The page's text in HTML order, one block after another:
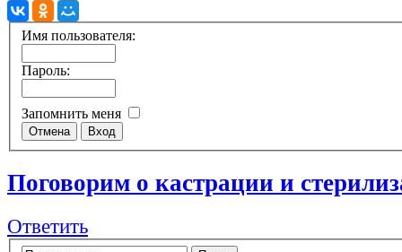
Имя пользователя:
Пароль:
Запомнить меня
Поговорим о кастрации и
Ответить